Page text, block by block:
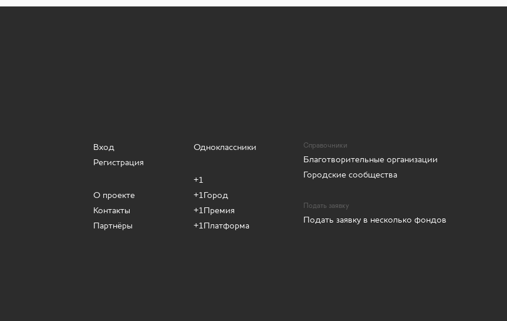
Вход
Регистрация
О проекте
Контакты
Партнёры
Одноклассники
+1
+1Город
+1Премия
+1Платформа
Справочники
Благотворительные организации
Городские сообщества
Подать заявку
Подать заявку в несколько фондов